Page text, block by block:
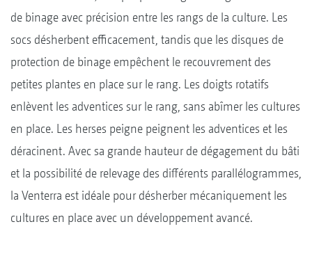
de binage avec précision entre les rangs de la culture. Les
socs désherbent efficacement, tandis que les disques de
protection de binage empêchent le recouvrement des
petites plantes en place sur le rang. Les doigts rotatifs
enlèvent les adventices sur le rang, sans abîmer les cultures
en place. Les herses peigne peignent les adventices et les
déracinent. Avec sa grande hauteur de dégagement du bâti
et la possibilité de relevage des différents parallélogrammes,
la Venterra est idéale pour désherber mécaniquement les
cultures en place avec un développement avancé.